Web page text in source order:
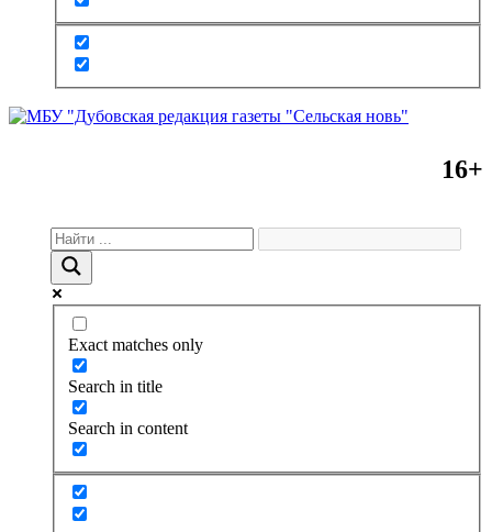
16+
Exact matches only
Search in title
Search in content